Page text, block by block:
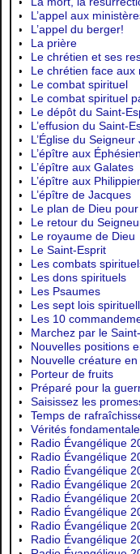
L’appel aux
L’appel du berger!
La prière
Le chrétien et ses
Le chrétien face aux
Le combat spirituel
Le combat spirituel
Le dépôt du Saint-
L’effusion du Saint-
L’Église du Seigneur
L’épître aux
L’épître aux Galates
L’épître aux
L’épître de Jacques
Le plan de Dieu pour
Le retour du
Le royaume de Dieu
Le Saint-Esprit
Les combats
Les dons spirituels
Les Psaumes
Les sept lois
Les 10
Marchez par le
Nouvelles positions
Nouvelle créature
Porteur de fruits
Préparé pour la
Saisissez les
Temps de
Vérités
Radio Évangélique
Radio Évangélique
Radio Évangélique
Radio Évangélique
Radio Évangélique
Radio Évangélique
Radio Évangélique
Radio Évangélique